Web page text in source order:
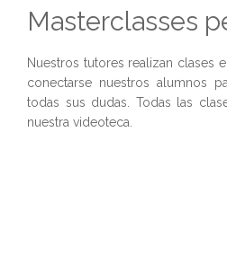
Masterclasses
Nuestros tutores realizan clases
conectarse nuestros alumnos
todas sus dudas. Todas las
nuestra videoteca.